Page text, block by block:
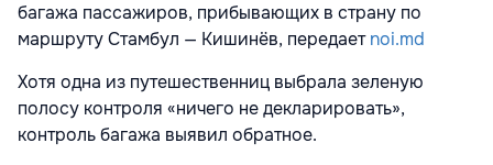
багажа пассажиров, прибывающих в страну по
маршруту Стамбул — Кишинёв, передаетnoi.md
Хотя одна из путешественниц выбрала зеленую
полосу контроля «ничего не декларировать»,
контроль багажа выявил обратное.